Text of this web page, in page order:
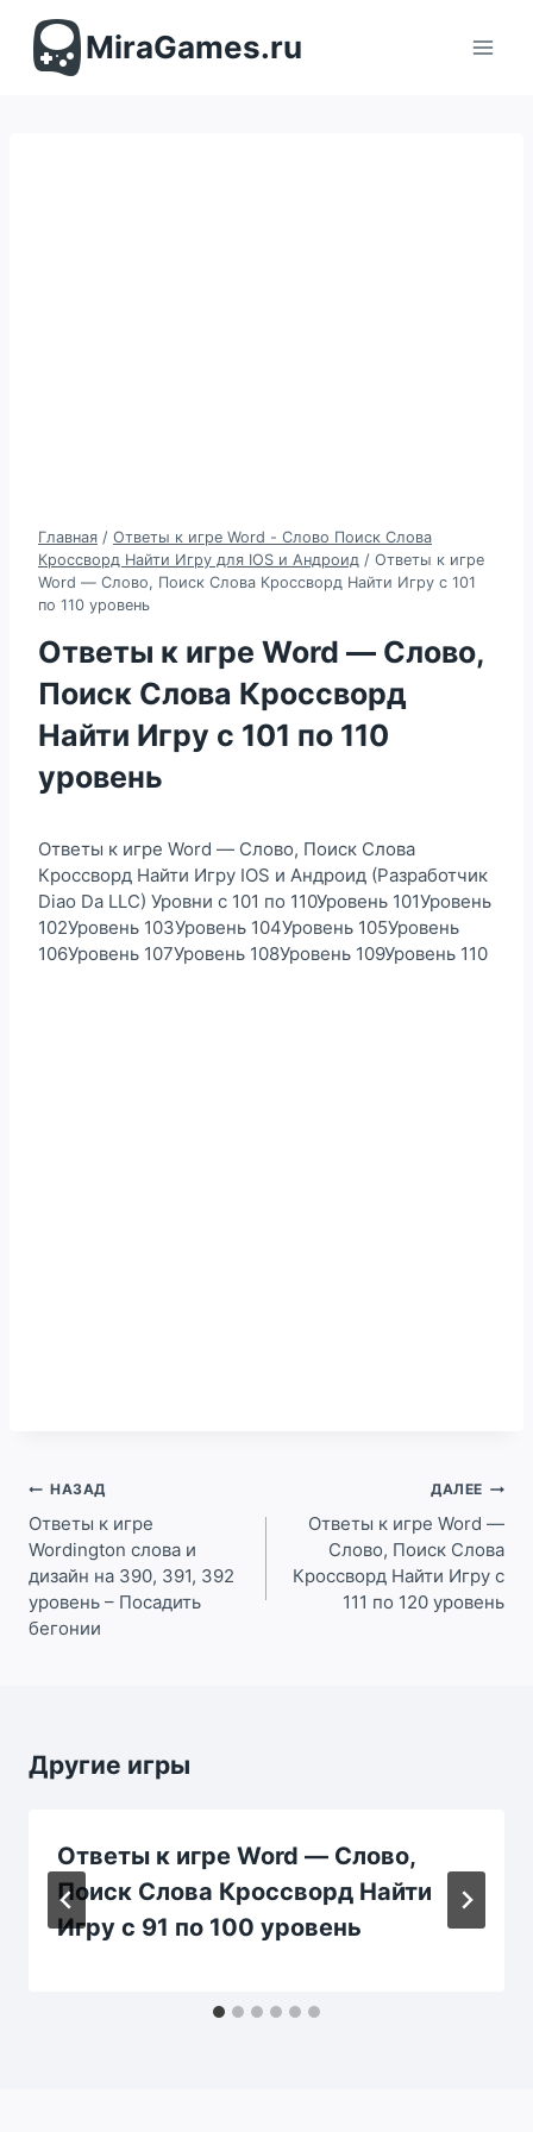
содержимомуMiraGames.ru
Главная / Ответы к игре Word - Слово Поиск Слова
Кроссворд Найти Игру для IOS и Андроид / Ответы к игре
Word — Слово, Поиск Слова Кроссворд Найти Игру с 101
по 110 уровень
Ответы к игре Word — Слово,
Поиск Слова Кроссворд
Найти Игру с 101 по 110
уровень
Ответы к игре Word — Слово, Поиск Слова
Кроссворд Найти Игру IOS и Андроид (Разработчик
Diao Da LLC) Уровни с 101 по 110Уровень 101Уровень
102Уровень 103Уровень 104Уровень 105Уровень
106Уровень 107Уровень 108Уровень 109Уровень 110
Навигация
по
записям
НАЗАД
Ответы к игре
Wordington слова и
дизайн на 390, 391, 392
уровень – Посадить
бегонии
ДАЛЕЕ
Ответы к игре Word —
Слово, Поиск Слова
Кроссворд Найти Игру с
111 по 120 уровень
Другие игры
Ответы к игре Word — Слово,
Поиск Слова Кроссворд Найти
Игру с 91 по 100 уровень